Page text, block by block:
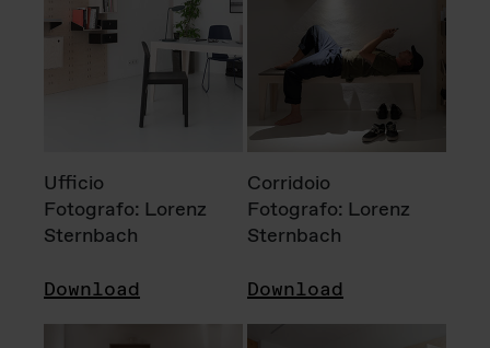
Ufficio
Fotografo: Lorenz
Sternbach
Download
Corridoio
Fotografo: Lorenz
Sternbach
Download